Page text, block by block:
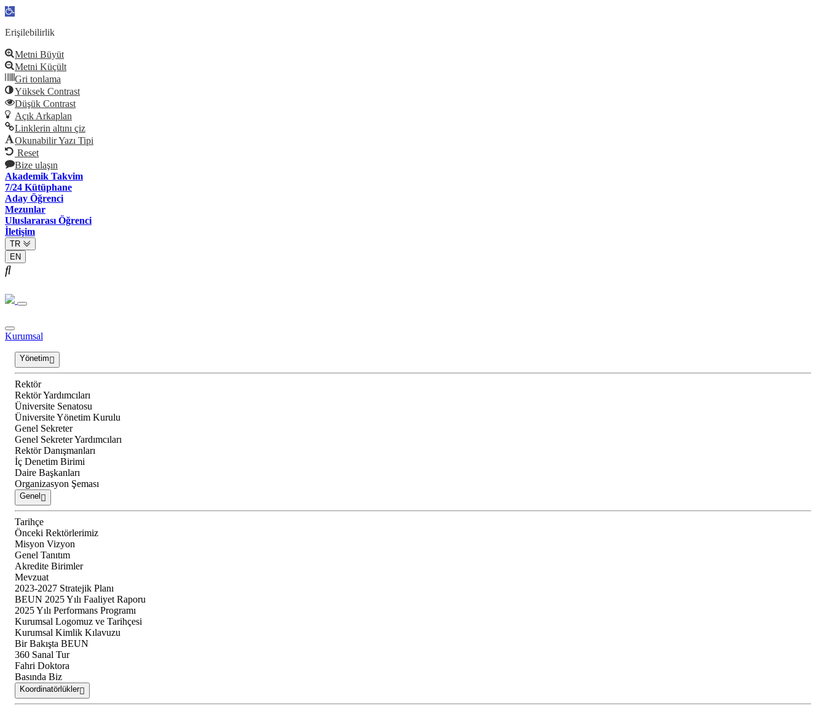
Open
Erişilebilirlik
Metni Büyüt
Metni Küçült
Gri tonlama
Yüksek Contrast
Düşük Contrast
Açık Arkaplan
Linklerin altını çiz
Okunabilir Yazı Tipi
Reset
Bize ulaşın
Akademik Takvim
7/24 Kütüphane
Aday Öğrenci
Mezunlar
Uluslararası Öğrenci
İletişim
TR
EN
Kurumsal
Yönetim
Rektör
Rektör Yardımcıları
Üniversite Senatosu
Üniversite Yönetim Kurulu
Genel Sekreter
Genel Sekreter Yardımcıları
Rektör Danışmanları
İç Denetim Birimi
Daire Başkanları
Organizasyon Şeması
Genel
Tarihçe
Önceki Rektörlerimiz
Misyon Vizyon
Genel Tanıtım
Akredite Birimler
Mevzuat
2023-2027 Stratejik Planı
BEUN 2025 Yılı Faaliyet Raporu
2025 Yılı Performans Programı
Kurumsal Logomuz ve Tarihçesi
Kurumsal Kimlik Kılavuzu
Bir Bakışta BEUN
360 Sanal Tur
Fahri Doktora
Basında Biz
Koordinatörlükler